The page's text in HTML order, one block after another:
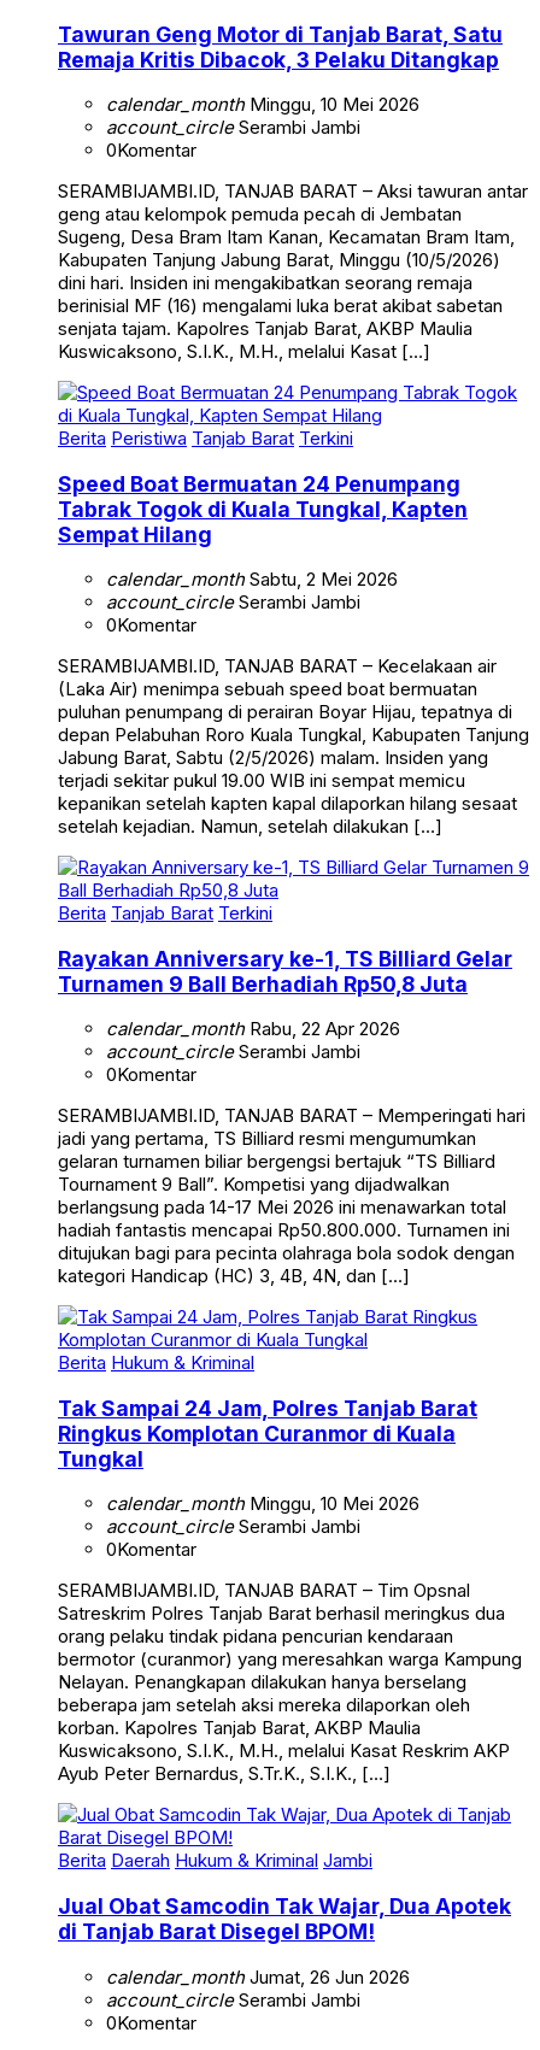
Tawuran Geng Motor di Tanjab Barat, Satu
Remaja Kritis Dibacok, 3 Pelaku Ditangkap
calendar_monthMinggu, 10 Mei 2026
account_circleSerambi Jambi
0Komentar
SERAMBIJAMBI.ID, TANJAB BARAT – Aksi tawuran antar
geng atau kelompok pemuda pecah di Jembatan
Sugeng, Desa Bram Itam Kanan, Kecamatan Bram Itam,
Kabupaten Tanjung Jabung Barat, Minggu (10/5/2026)
dini hari. Insiden ini mengakibatkan seorang remaja
berinisial MF (16) mengalami luka berat akibat sabetan
senjata tajam. Kapolres Tanjab Barat, AKBP Maulia
Kuswicaksono, S.I.K., M.H., melalui Kasat […]
Berita Peristiwa Tanjab Barat Terkini
Speed Boat Bermuatan 24 Penumpang
Tabrak Togok di Kuala Tungkal, Kapten
Sempat Hilang
calendar_monthSabtu, 2 Mei 2026
account_circleSerambi Jambi
0Komentar
SERAMBIJAMBI.ID, TANJAB BARAT – Kecelakaan air
(Laka Air) menimpa sebuah speed boat bermuatan
puluhan penumpang di perairan Boyar Hijau, tepatnya di
depan Pelabuhan Roro Kuala Tungkal, Kabupaten Tanjung
Jabung Barat, Sabtu (2/5/2026) malam. Insiden yang
terjadi sekitar pukul 19.00 WIB ini sempat memicu
kepanikan setelah kapten kapal dilaporkan hilang sesaat
setelah kejadian. Namun, setelah dilakukan […]
Berita Tanjab Barat Terkini
Rayakan Anniversary ke-1, TS Billiard Gelar
Turnamen 9 Ball Berhadiah Rp50,8 Juta
calendar_monthRabu, 22 Apr 2026
account_circleSerambi Jambi
0Komentar
SERAMBIJAMBI.ID, TANJAB BARAT – Memperingati hari
jadi yang pertama, TS Billiard resmi mengumumkan
gelaran turnamen biliar bergengsi bertajuk “TS Billiard
Tournament 9 Ball”. Kompetisi yang dijadwalkan
berlangsung pada 14-17 Mei 2026 ini menawarkan total
hadiah fantastis mencapai Rp50.800.000. Turnamen ini
ditujukan bagi para pecinta olahraga bola sodok dengan
kategori Handicap (HC) 3, 4B, 4N, dan […]
Berita Hukum & Kriminal
Tak Sampai 24 Jam, Polres Tanjab Barat
Ringkus Komplotan Curanmor di Kuala
Tungkal
calendar_monthMinggu, 10 Mei 2026
account_circleSerambi Jambi
0Komentar
SERAMBIJAMBI.ID, TANJAB BARAT – Tim Opsnal
Satreskrim Polres Tanjab Barat berhasil meringkus dua
orang pelaku tindak pidana pencurian kendaraan
bermotor (curanmor) yang meresahkan warga Kampung
Nelayan. Penangkapan dilakukan hanya berselang
beberapa jam setelah aksi mereka dilaporkan oleh
korban. Kapolres Tanjab Barat, AKBP Maulia
Kuswicaksono, S.I.K., M.H., melalui Kasat Reskrim AKP
Ayub Peter Bernardus, S.Tr.K., S.I.K., […]
Berita Daerah Hukum & Kriminal Jambi
Jual Obat Samcodin Tak Wajar, Dua Apotek
di Tanjab Barat Disegel BPOM!
calendar_monthJumat, 26 Jun 2026
account_circleSerambi Jambi
0Komentar